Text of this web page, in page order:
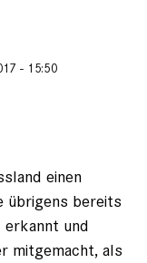
- 15:50
einen
übrigens bereits
und
mitgemacht, als